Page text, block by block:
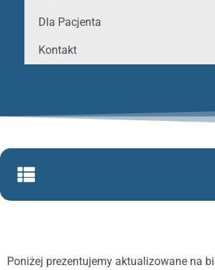
Dla Pacjenta
Kontakt
Poniżej prezentujemy aktualizowane na